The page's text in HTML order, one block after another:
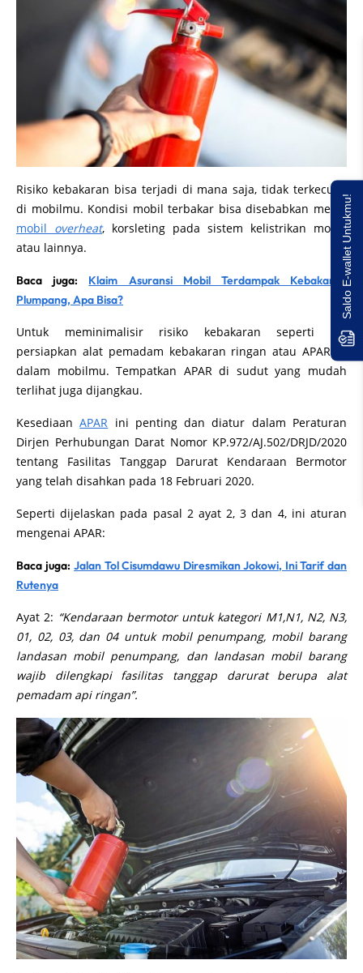
Risiko kebakaran bisa terjadi di mana saja, tidak terkecuali
di mobilmu. Kondisi mobil terbakar bisa disebabkan mesin
mobil overheat, korsleting pada sistem kelistrikan mobil,
atau lainnya.
Baca juga: Klaim Asuransi Mobil Terdampak Kebakaran
Plumpang, Apa Bisa?
Untuk meminimalisir risiko kebakaran seperti ini,
persiapkan alat pemadam kebakaran ringan atau APAR di
dalam mobilmu. Tempatkan APAR di sudut yang mudah
terlihat juga dijangkau.
KesediaanAPAR ini penting dan diatur dalam Peraturan
Dirjen Perhubungan Darat Nomor KP.972/AJ.502/DRJD/2020
tentang Fasilitas Tanggap Darurat Kendaraan Bermotor
yang telah disahkan pada 18 Februari 2020.
Seperti dijelaskan pada pasal 2 ayat 2, 3 dan 4, ini aturan
mengenai APAR:
Baca juga: Jalan Tol Cisumdawu Diresmikan Jokowi, Ini Tarif dan
Rutenya
Ayat 2: “Kendaraan bermotor untuk kategori M1,N1, N2, N3,
01, 02, 03, dan 04 untuk mobil penumpang, mobil barang
landasan mobil penumpang, dan landasan mobil barang
wajib dilengkapi fasilitas tanggap darurat berupa alat
pemadam api ringan”.
Saldo E-wallet Untukmu!